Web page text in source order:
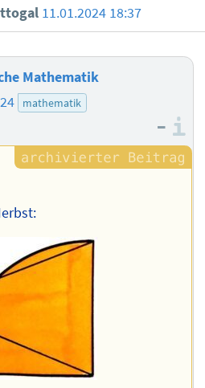
11.01.2024 18:37
Mathematik
mathematik
–